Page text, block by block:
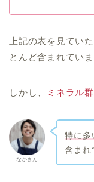
上記の表を見てい
とんど含まれていま
しかし、 ミネラル
なかさん
特に多
含まれ